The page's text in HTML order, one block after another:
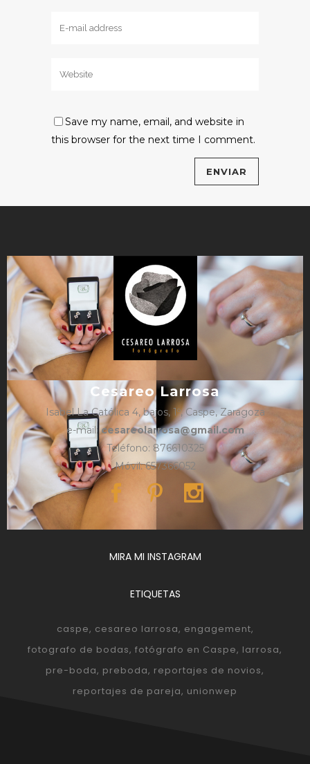
Save my name, email, and website in
this browser for the next time I comment.
Cesareo Larrosa
Isabel La Católica 4, bajos, 1º, Caspe, Zaragoza
e-mail:cesareolarrosa@gmail.com
Teléfono: 876610325
Móvil: 657366052
MIRA MI INSTAGRAM
ETIQUETAS
caspe cesareo larrosa engagement
fotografo de bodas fotógrafo en Caspe larrosa
pre-boda preboda reportajes de novios
reportajes de pareja unionwep